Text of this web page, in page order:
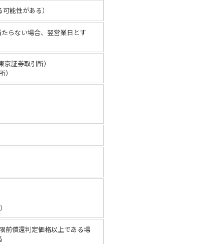
能性がある）
らない場合、翌営業日とす
証券取引所）
前償還判定価格以上である場